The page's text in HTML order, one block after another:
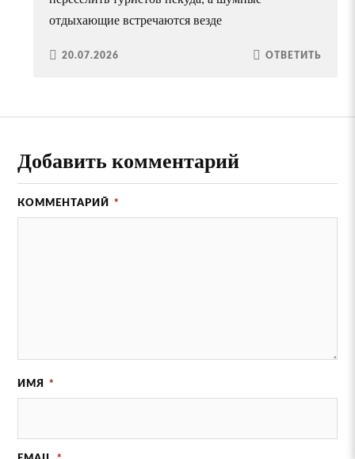
отдыхающие встречаются везде
20.07.2026 ОТВЕТИТЬ
Добавить комментарий
КОММЕНТАРИЙ *
ИМЯ *